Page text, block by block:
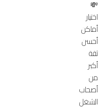
💸
اختيار
أماكن
أحسن
ثقة
أكبر
من
أصحاب
الشغل